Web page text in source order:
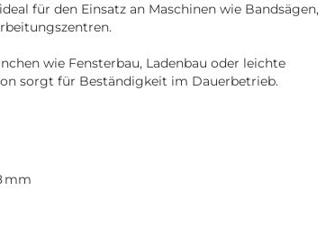
für den Einsatz an Maschinen wie Bandsägen,
wie Fensterbau, Ladenbau oder leichte
sorgt für Beständigkeit im Dauerbetrieb.
mm